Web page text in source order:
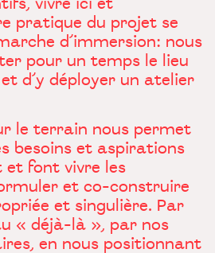
vivre ici et
pratique du projet se
d’immersion: nous
pour un temps le lieu
d’y déployer un atelier
le terrain nous permet
besoins et aspirations
et font vivre les
et co-construire
et singulière. Par
« déjà-là », par nos
en nous positionnant